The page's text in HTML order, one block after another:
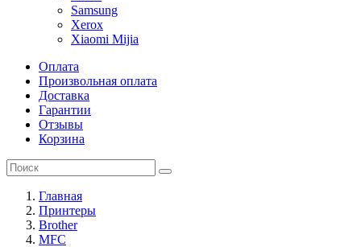
Samsung
Xerox
Xiaomi Mijia
Оплата
Произвольная оплата
Доставка
Гарантии
Отзывы
Корзина
Главная
Принтеры
Brother
MFC